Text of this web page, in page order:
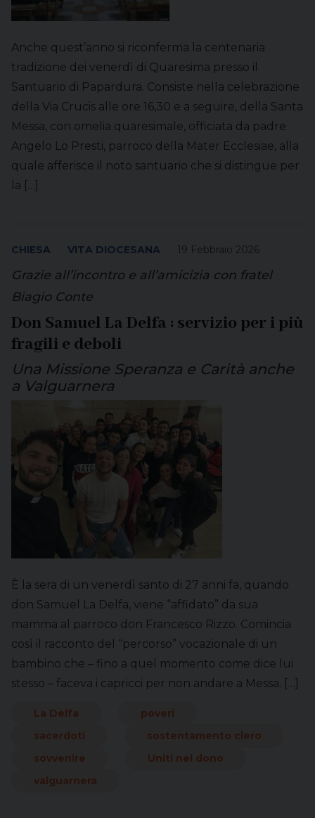
Anche quest’anno si riconferma la centenaria
tradizione dei venerdì di Quaresima presso il
Santuario di Papardura. Consiste nella celebrazione
della Via Crucis alle ore 16,30 e a seguire, della Santa
Messa, con omelia quaresimale, officiata da padre
Angelo Lo Presti, parroco della Mater Ecclesiae, alla
quale afferisce il noto santuario che si distingue per
la […]
19 Febbraio 2026
CHIESA VITA DIOCESANA
Grazie all’incontro e all’amicizia con fratel
Biagio Conte
Don Samuel La Delfa : servizio per i più
fragili e deboli
Una Missione Speranza e Carità anche
a Valguarnera
È la sera di un venerdì santo di 27 anni fa, quando
don Samuel La Delfa, viene “affidato” da sua
mamma al parroco don Francesco Rizzo. Comincia
così il racconto del “percorso” vocazionale di un
bambino che – fino a quel momento come dice lui
stesso – faceva i capricci per non andare a Messa. […]
La Delfa
poveri
sacerdoti
sostentamento clero
sovvenire
Uniti nel dono
valguarnera